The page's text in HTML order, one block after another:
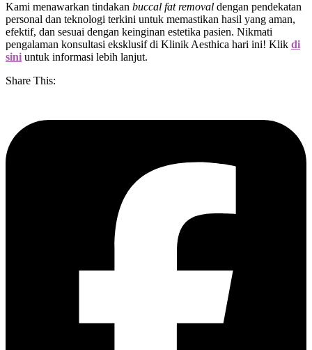
Kami menawarkan tindakan buccal fat removal dengan pendekatan
personal dan teknologi terkini untuk memastikan hasil yang aman,
efektif, dan sesuai dengan keinginan estetika pasien. Nikmati
pengalaman konsultasi eksklusif di Klinik Aesthica hari ini! Klik di
sini untuk informasi lebih lanjut.
Share This: